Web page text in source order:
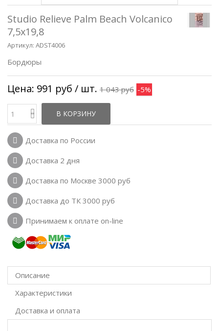
Studio Relieve Palm Beach Volcanico
7,5x19,8
Артикул: ADST4006
Бордюры
Цена: 991 руб / шт. 1 043 руб -5%
В КОРЗИНУ
Доставка по России
Доставка 2 дня
Доставка по Москве 3000 руб
Доставка до ТК 3000 руб
Принимаем к оплате on-line
Описание
Характеристики
Доставка и оплата